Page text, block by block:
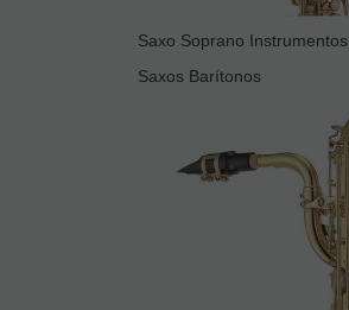
Saxo Soprano Instrumentos
Saxos Barítonos